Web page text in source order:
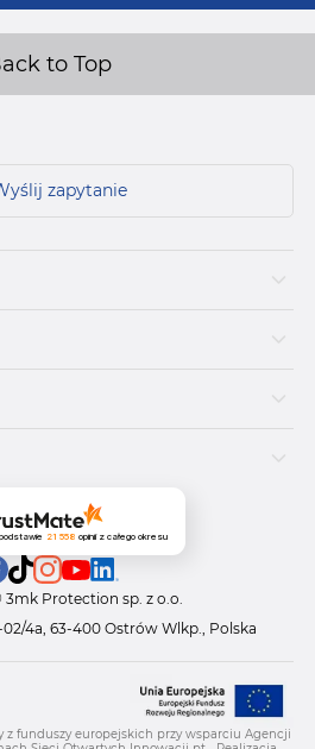
to Top
zapytanie
21 558 opinii z całego okresu
Protection sp. z o.o.
4a, 63-400 Ostrów Wlkp., Polska
z funduszy europejskich przy wsparciu Agencji